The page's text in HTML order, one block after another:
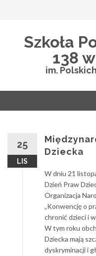
Szkoła
138
im.
25
LIS
Dziecka
W dniu 21
Dzień Praw
Organizacja
„Konwencję o
chronić dzieci i
W tym roku
Dziecka mają
dyskryminacji i